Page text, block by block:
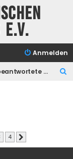
Anmelden
Unbeantwortete Themen
4